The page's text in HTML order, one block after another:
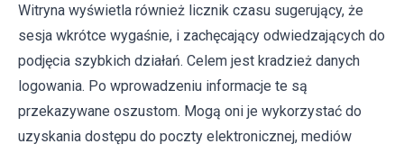
Witryna wyświetla również licznik czasu sugerujący, że
sesja wkrótce wygaśnie, i zachęcający odwiedzających do
podjęcia szybkich działań. Celem jest kradzież danych
logowania. Po wprowadzeniu informacje te są
przekazywane oszustom. Mogą oni je wykorzystać do
uzyskania dostępu do poczty elektronicznej, mediów